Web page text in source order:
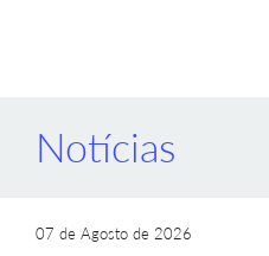
Notícias
07 de Agosto de 2026